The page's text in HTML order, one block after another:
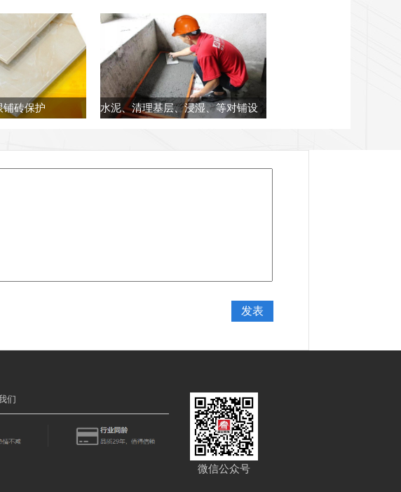
铺砖保护
水泥、清理基层、浸湿、等对铺设
们
微信公众号